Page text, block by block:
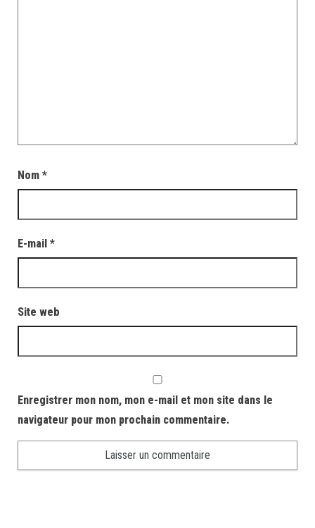
Nom *
E-mail *
Site web
Enregistrer mon nom, mon e-mail et mon site dans le
navigateur pour mon prochain commentaire.